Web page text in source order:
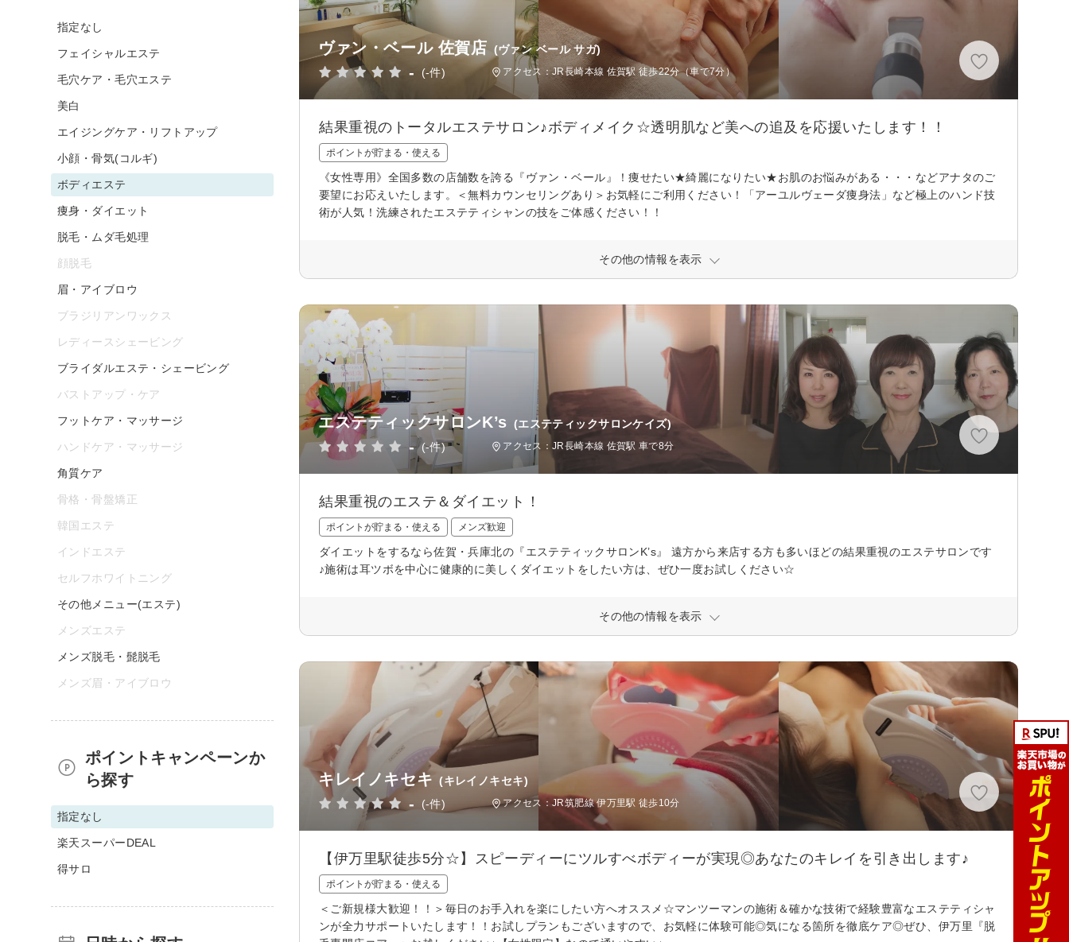
ヴァン・ベール 佐賀店 (ヴァン ベール サガ)
- (-件) アクセス：JR長崎本線 佐賀駅 徒歩22分（車で7分）
結果重視のトータルエステサロン♪ボディメイク☆透明肌など美への追及を応援いたします！！
ポイントが貯まる・使える
《女性専用》全国多数の店舗数を誇る『ヴァン・ベール』！痩せたい★綺麗になりたい★お肌のお悩みがある・・・などアナタのご
要望にお応えいたします。＜無料カウンセリングあり＞お気軽にご利用ください！「アーユルヴェーダ痩身法」など極上のハンド技
術が人気！洗練されたエステティシャンの技をご体感ください！！
その他の情報を表示
エステティックサロンK’s (エステティックサロンケイズ)
- (-件) アクセス：JR長崎本線 佐賀駅 車で8分
結果重視のエステ＆ダイエット！
ポイントが貯まる・使える メンズ歓迎
ダイエットをするなら佐賀・兵庫北の『エステティックサロンK’s』 遠方から来店する方も多いほどの結果重視のエステサロンです
♪施術は耳ツボを中心に健康的に美しくダイエットをしたい方は、ぜひ一度お試しください☆
その他の情報を表示
キレイノキセキ (キレイノキセキ)
- (-件) アクセス：JR筑肥線 伊万里駅 徒歩10分
【伊万里駅徒歩5分☆】スピーディーにツルすべボディーが実現◎あなたのキレイを引き出します♪
ポイントが貯まる・使える
＜ご新規様大歓迎！！＞毎日のお手入れを楽にしたい方へオススメ☆マンツーマンの施術＆確かな技術で経験豊富なエステティシャ
ンが全力サポートいたします！！お試しプランもございますので、お気軽に体験可能◎気になる箇所を徹底ケア◎ぜひ、伊万里『脱
指定なし
フェイシャルエステ
毛穴ケア・毛穴エステ
美白
エイジングケア・リフトアップ
小顔・骨気(コルギ)
ボディエステ
痩身・ダイエット
脱毛・ムダ毛処理
顔脱毛
眉・アイブロウ
ブラジリアンワックス
レディースシェービング
ブライダルエステ・シェービング
バストアップ・ケア
フットケア・マッサージ
ハンドケア・マッサージ
角質ケア
骨格・骨盤矯正
韓国エステ
インドエステ
セルフホワイトニング
その他メニュー(エステ)
メンズエステ
メンズ脱毛・髭脱毛
メンズ眉・アイブロウ
ポイントキャンペーンか
ら探す
指定なし
楽天スーパーDEAL
得サロ